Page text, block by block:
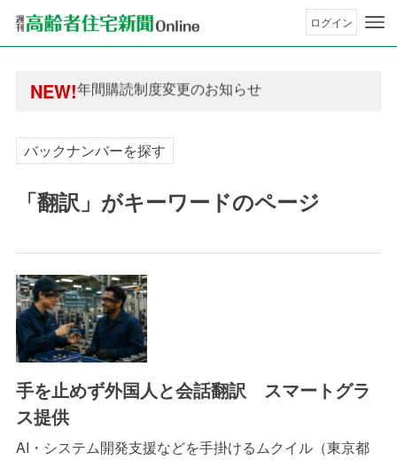
ログイン
NEW!
年間購読制度変更のお知らせ
高齢者住宅新聞 無料会員の皆様へ閲覧本数変更
高齢者住宅新聞 無料会員の皆様へ閲覧本数変更
バックナンバーを探す
「翻訳」がキーワードのページ
手を止めず外国人と会話翻訳 スマートグラ
ス提供
AI・システム開発支援などを手掛けるムクイル（東京都